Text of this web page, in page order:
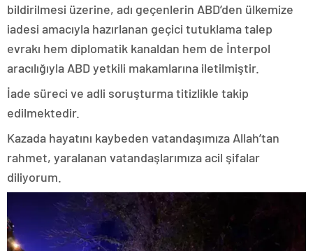
bildirilmesi üzerine, adı geçenlerin ABD’den ülkemize
iadesi amacıyla hazırlanan geçici tutuklama talep
evrakı hem diplomatik kanaldan hem de İnterpol
aracılığıyla ABD yetkili makamlarına iletilmiştir.
İade süreci ve adli soruşturma titizlikle takip
edilmektedir.
Kazada hayatını kaybeden vatandaşımıza Allah’tan
rahmet, yaralanan vatandaşlarımıza acil şifalar
diliyorum.